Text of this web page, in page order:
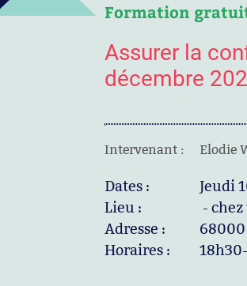
Formation
Assurer la
décembre
Intervenant : Elodie
Dates :
Jeudi
Lieu :
-
Adresse :
68000
Horaires :